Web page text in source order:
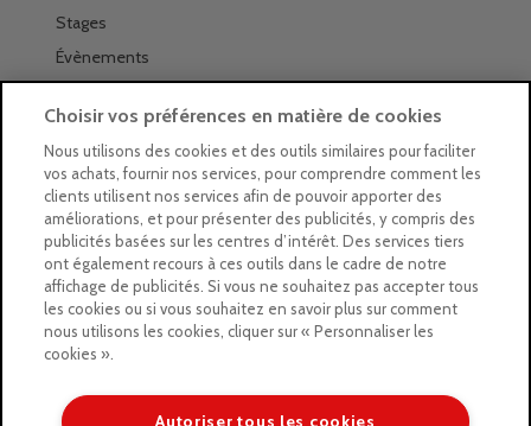
Stages
Évènements
Trouver nos magasins
La newsletter des magasins
Feuilleter le Guide
Gratuit : intégrer le Guide
Marques Beaux-Arts
Matériel pour l’aquarelle
Matériel pour l’acrylique
Choisir vos préférences en matière de cookies
Nous utilisons des cookies et des outils similaires pour faciliter
vos achats, fournir nos services, pour comprendre comment les
clients utilisent nos services afin de pouvoir apporter des
améliorations, et pour présenter des publicités, y compris des
publicités basées sur les centres d’intérêt. Des services tiers
ont également recours à ces outils dans le cadre de notre
affichage de publicités. Si vous ne souhaitez pas accepter tous
les cookies ou si vous souhaitez en savoir plus sur comment
nous utilisons les cookies, cliquer sur « Personnaliser les
cookies ».